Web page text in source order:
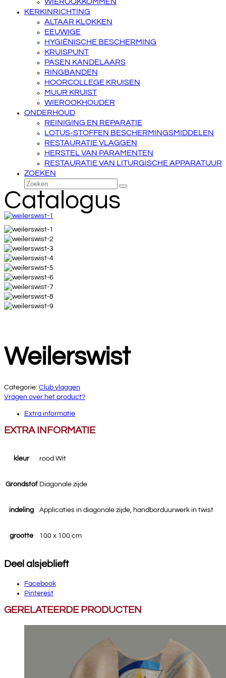
KERKINRICHTING
ALTAAR KLOKKEN
EEUWIGE
HYGIËNISCHE BESCHERMING
KRUISPUNT
PASEN KANDELAARS
RINGBANDEN
HOORCOLLEGE KRUISEN
MUUR KRUIST
WIEROOKHOUDER
ONDERHOUD
REINIGING EN REPARATIE
LOTUS-STOFFEN BESCHERMINGSMIDDELEN
RESTAURATIE VLAGGEN
HERSTEL VAN PARAMENTEN
RESTAURATIE VAN LITURGISCHE APPARATUUR
ZOEKEN
Zoeken
Verzenden
Catalogus
Weilerswist
Categorie: Club vlaggen
Vragen over het product?
Extra informatie
EXTRA INFORMATIE
kleur rood Wit
Grondstof Diagonale zijde
indeling Applicaties in diagonale zijde, handborduurwerk in twist
grootte 100 x 100 cm
Deel alsjeblieft
Facebook
Pinterest
GERELATEERDE PRODUCTEN